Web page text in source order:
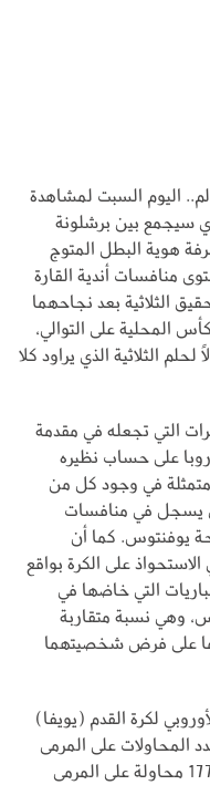
اليوم السبت لمشاهدة
سيجمع بين برشلونة
هوية البطل المتوج
منافسات أندية القارة
الثلاثية بعد نجاحهما
المحلية على التوالي،
الثلاثية الذي يراود كلا
التي تجعله في مقدمة
على حساب نظيره
في وجود كل من
يسجل في منافسات
16 هدفًا لمصلحة يوفنتوس. كما أن
على الكرة بواقع
التي خاضها في
ليوفنتوس، وهي نسبة متقاربة
على فرض شخصيتهما
لكرة القدم (يويفا)
المحاولات على المرمى
حيث نجح الفريق الكتالوني في تسجيل 177 محاولة على المرمى